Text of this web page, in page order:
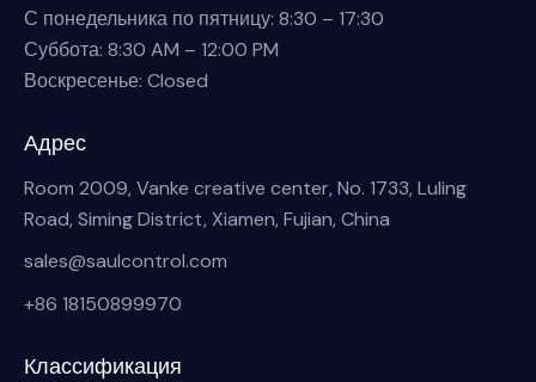
С понедельника по пятницу: 8:30 – 17:30
Суббота: 8:30 AM – 12:00 PM
Воскресенье: Closed
Адрес
Room 2009, Vanke creative center, No. 1733, Luling
Road, Siming District, Xiamen, Fujian, China
sales@saulcontrol.com
+86 18150899970
Классификация